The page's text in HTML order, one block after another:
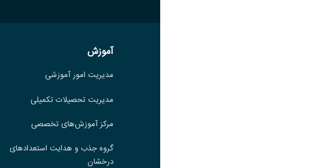
آموزش
مدیریت امور آموزشی
مدیریت تحصیلات تکمیلی
مرکز آموزش‌های تخصصی
گروه جذب و هدایت استعدادهای
درخشان